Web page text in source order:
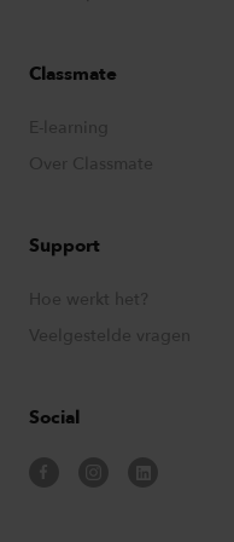
Classmate
E-learning
Over Classmate
Support
Hoe werkt het?
Veelgestelde vragen
Social